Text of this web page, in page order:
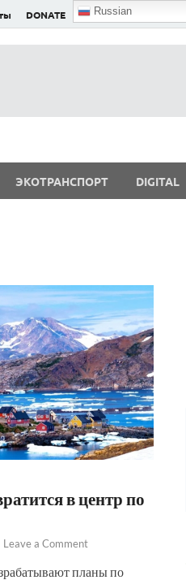
DONATE Russian
ЭКОТРАНСПОРТ DIGITAL
в центр по
Leave a Comment
планы по